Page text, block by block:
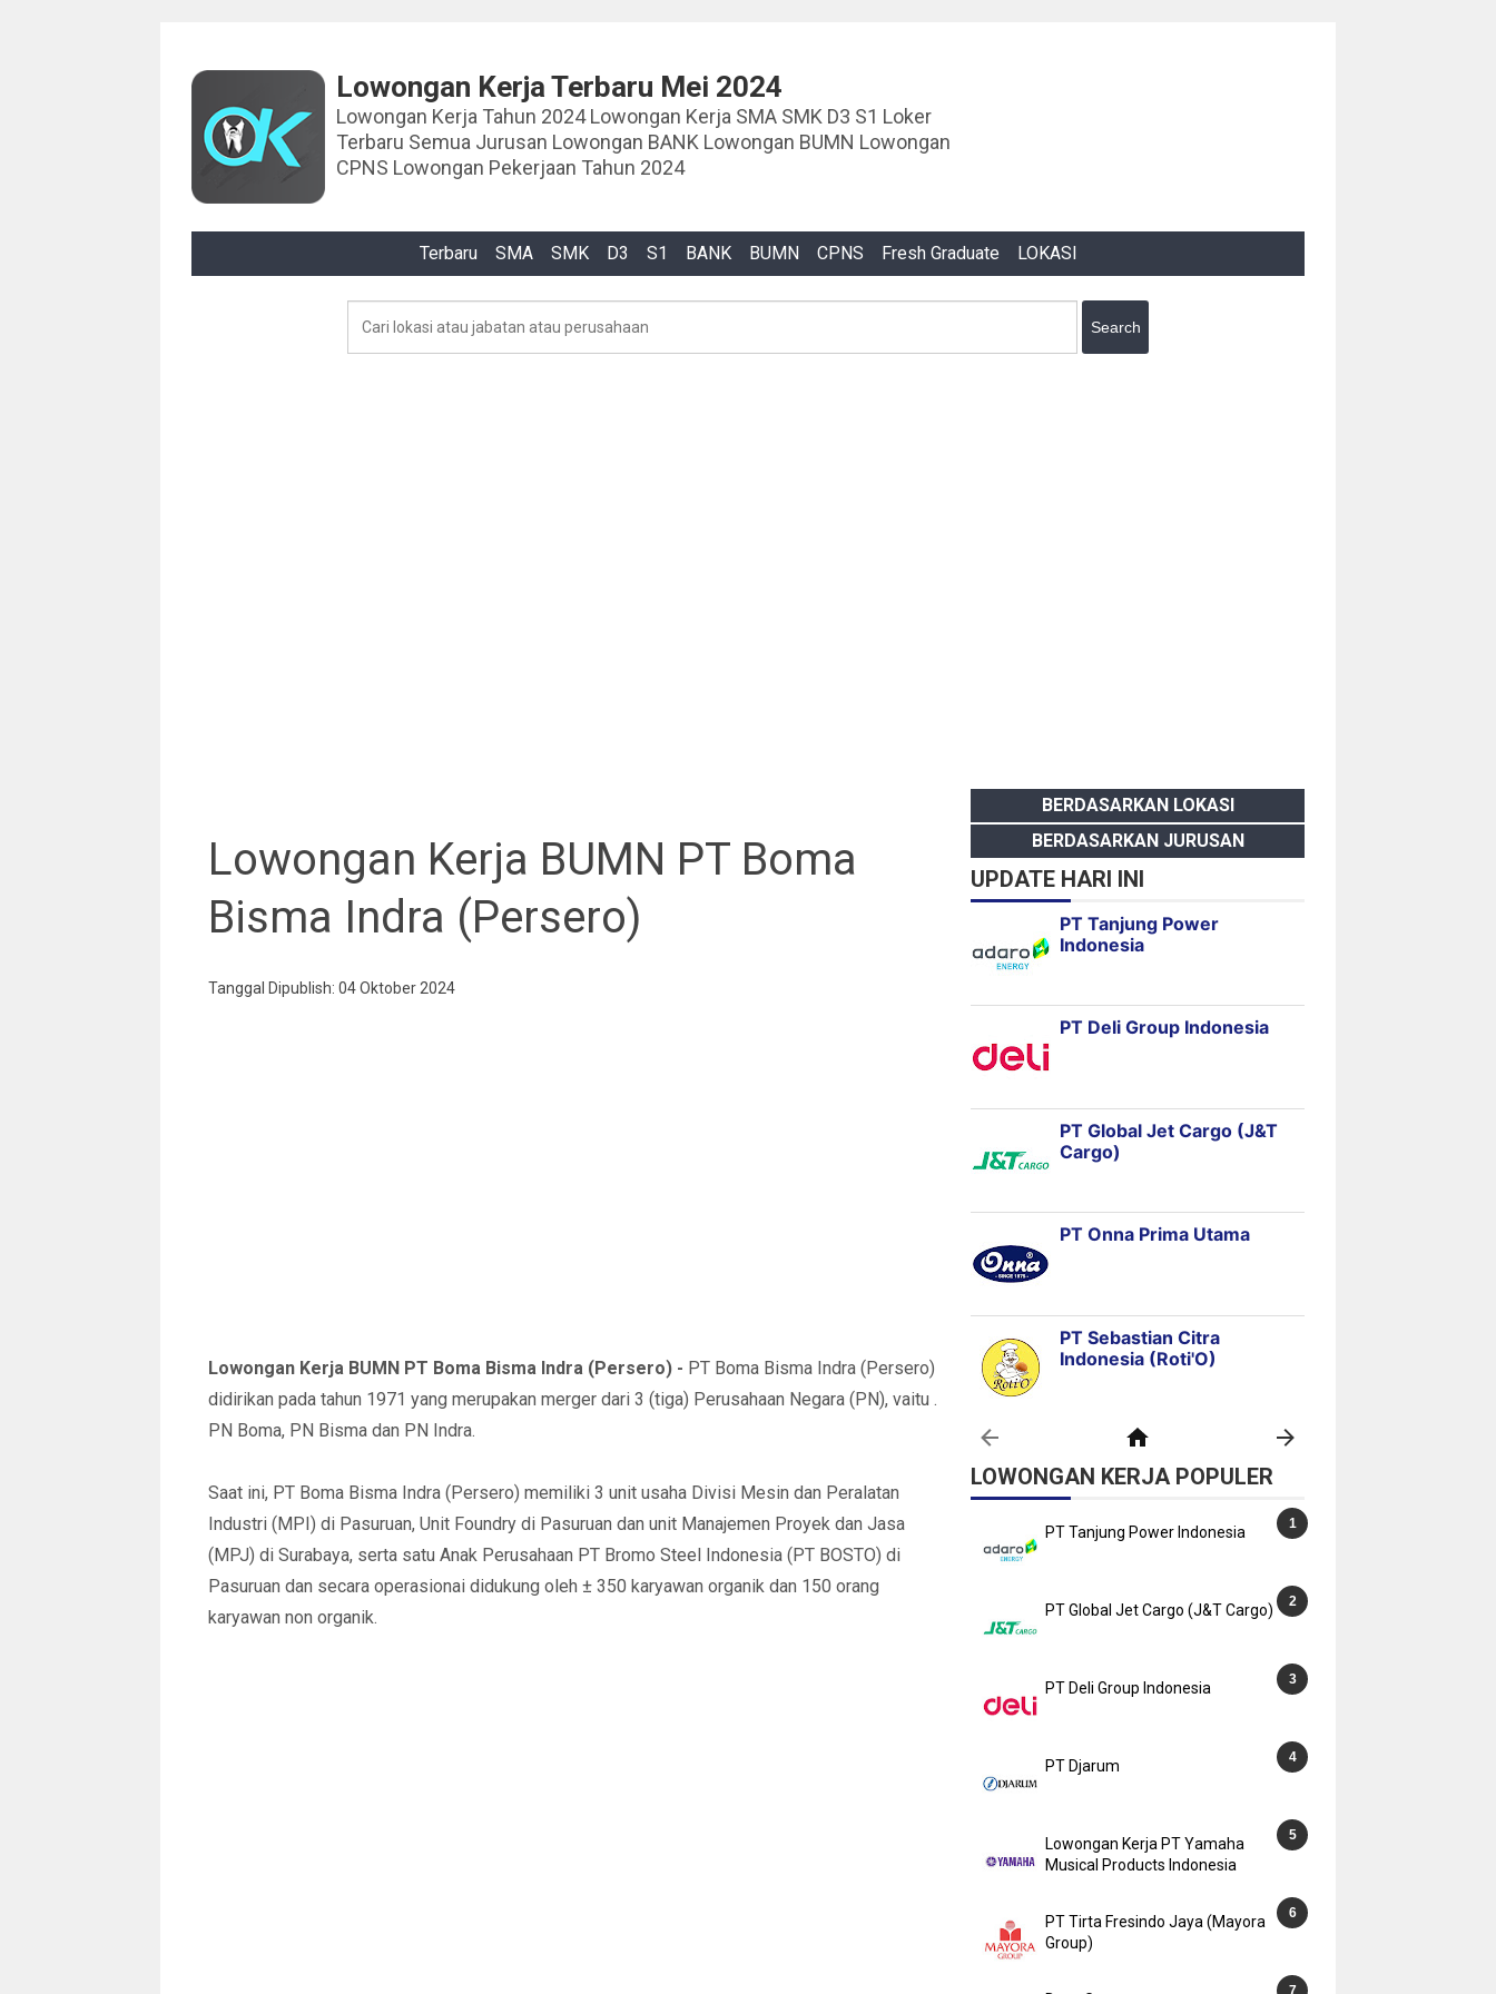
Lowongan Kerja Terbaru Mei 2024
Lowongan Kerja Tahun 2024 Lowongan Kerja SMA SMK D3 S1 Loker
Terbaru Semua Jurusan Lowongan BANK Lowongan BUMN Lowongan
CPNS Lowongan Pekerjaan Tahun 2024
Terbaru SMA SMK D3 S1 BANK BUMN CPNS Fresh Graduate LOKASI
Lowongan Kerja BUMN PT Boma
Bisma Indra (Persero)
Tanggal Dipublish: 04 Oktober 2024
Lowongan Kerja BUMN PT Boma Bisma Indra (Persero) - PT Boma Bisma Indra (Persero)
didirikan pada tahun 1971 yang merupakan merger dari 3 (tiga) Perusahaan Negara (PN), vaitu .
PN Boma, PN Bisma dan PN Indra.
Saat ini, PT Boma Bisma Indra (Persero) memiliki 3 unit usaha Divisi Mesin dan Peralatan
Industri (MPI) di Pasuruan, Unit Foundry di Pasuruan dan unit Manajemen Proyek dan Jasa
(MPJ) di Surabaya, serta satu Anak Perusahaan PT Bromo Steel Indonesia (PT BOSTO) di
Pasuruan dan secara operasionai didukung oleh ± 350 karyawan organik dan 150 orang
karyawan non organik.
BERDASARKAN LOKASI
BERDASARKAN JURUSAN
UPDATE HARI INI
LOWONGAN KERJA POPULER
PT Tanjung Power Indonesia
PT Global Jet Cargo (J&T Cargo)
PT Deli Group Indonesia
PT Djarum
Lowongan Kerja PT Yamaha
Musical Products Indonesia
PT Tirta Fresindo Jaya (Mayora
Group)